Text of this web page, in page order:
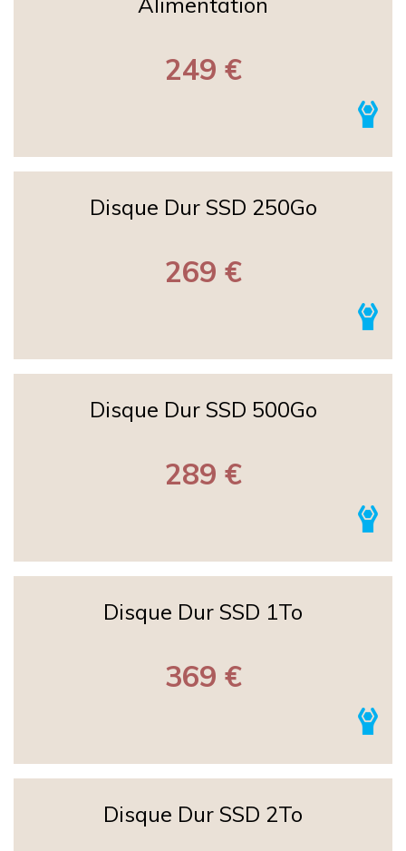
249 €
Disque Dur SSD 250Go
269 €
Disque Dur SSD 500Go
289 €
Disque Dur SSD 1To
369 €
Disque Dur SSD 2To